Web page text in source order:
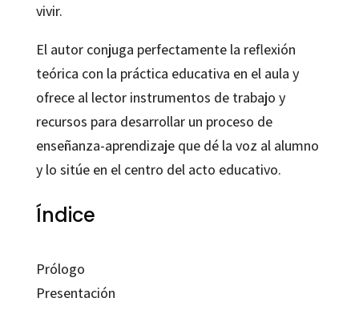
vivir.
El autor conjuga perfectamente la reflexión
teórica con la práctica educativa en el aula y
ofrece al lector instrumentos de trabajo y
recursos para desarrollar un proceso de
enseñanza-aprendizaje que dé la voz al alumno
y lo sitúe en el centro del acto educativo.
Índice
Prólogo
Presentación